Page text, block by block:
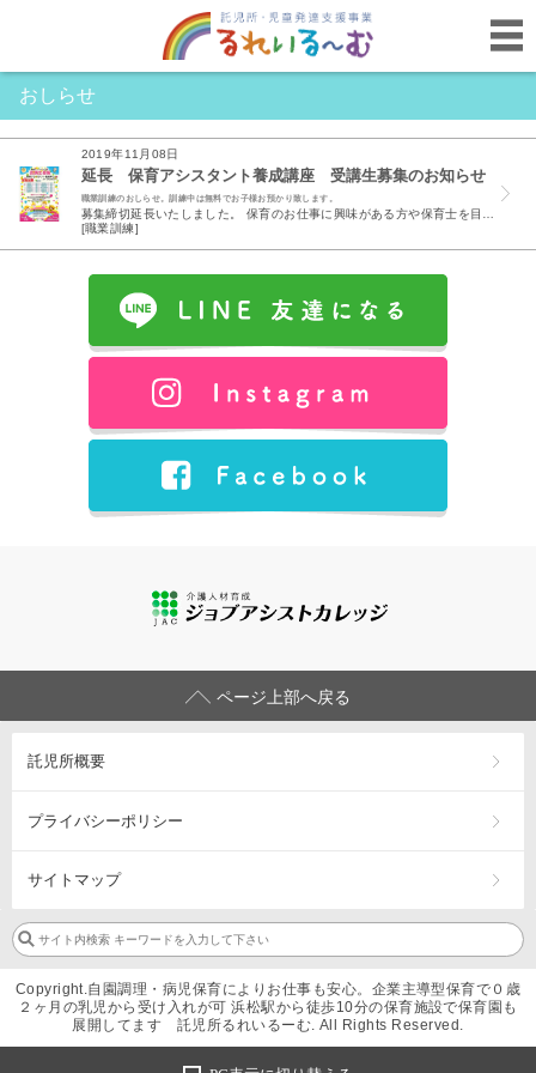
おしらせ
2019年11月08日
延長 保育アシスタント養成講座 受講生募集のお知らせ
職業訓練のおしらせ。訓練中は無料でお子様お預かり致します。
募集締切延長いたしました。 保育のお仕事に興味がある方や保育士を目指している方の職業訓練が12月に開講いたします。 終了後は保育のお仕事のサポート致します。 保育補助者として乳幼児を養護し、教育...
[職業訓練]
ページ上部へ戻る
託児所概要
プライバシーポリシー
サイトマップ
Copyright.自園調理・病児保育によりお仕事も安心。企業主導型保育で０歳
２ヶ月の乳児から受け入れが可 浜松駅から徒歩10分の保育施設で保育園も
展開してます 託児所るれいるーむ. All Rights Reserved.